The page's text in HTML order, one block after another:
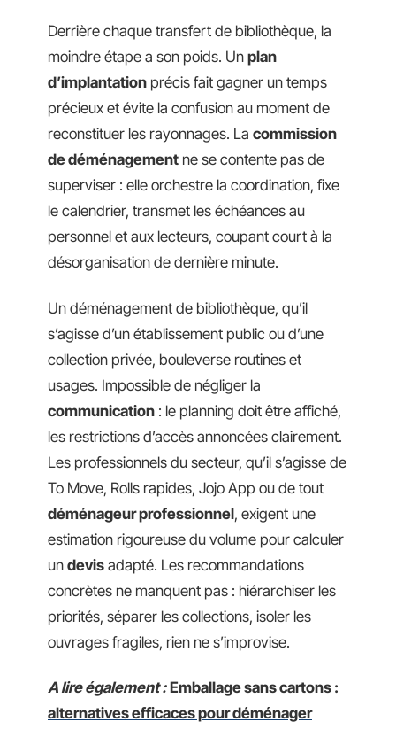
Derrière chaque transfert de bibliothèque, la
moindre étape a son poids. Un plan
d’implantation précis fait gagner un temps
précieux et évite la confusion au moment de
reconstituer les rayonnages. La commission
de déménagement ne se contente pas de
superviser : elle orchestre la coordination, fixe
le calendrier, transmet les échéances au
personnel et aux lecteurs, coupant court à la
désorganisation de dernière minute.
Un déménagement de bibliothèque, qu’il
s’agisse d’un établissement public ou d’une
collection privée, bouleverse routines et
usages. Impossible de négliger la
communication : le planning doit être affiché,
les restrictions d’accès annoncées clairement.
Les professionnels du secteur, qu’il s’agisse de
To Move, Rolls rapides, Jojo App ou de tout
déménageur professionnel, exigent une
estimation rigoureuse du volume pour calculer
un devis adapté. Les recommandations
concrètes ne manquent pas : hiérarchiser les
priorités, séparer les collections, isoler les
ouvrages fragiles, rien ne s’improvise.
A lire également : Emballage sans cartons :
alternatives efficaces pour déménager